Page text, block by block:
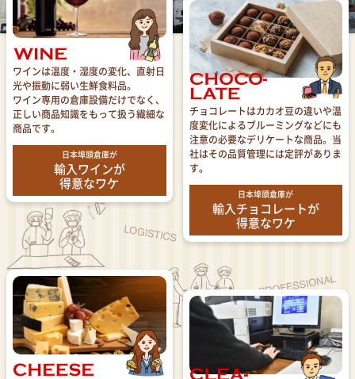
ワインは温度・湿度の変化、直射日
光や振動に弱い生鮮食料品。
ワイン専用の倉庫設備だけでなく、
正しい商品知識をもって扱う繊細な
商品です。
日本埠頭倉庫が
輸入ワインが
得意なワケ
チョコレートはカカオ豆の違いや温
度変化によるブルーミングなどにも
注意の必要なデリケートな商品。当
社はその品質管理には定評がありま
す。
日本埠頭倉庫が
輸入チョコレートが
得意なワケ